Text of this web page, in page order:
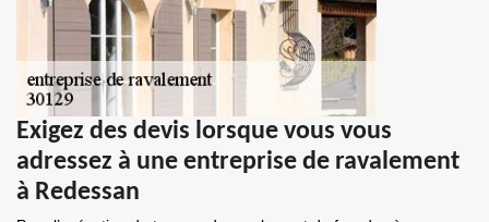
Exigez des devis lorsque vous vous
adressez à une entreprise de ravalement
à Redessan